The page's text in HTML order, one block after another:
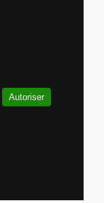
Autoriser